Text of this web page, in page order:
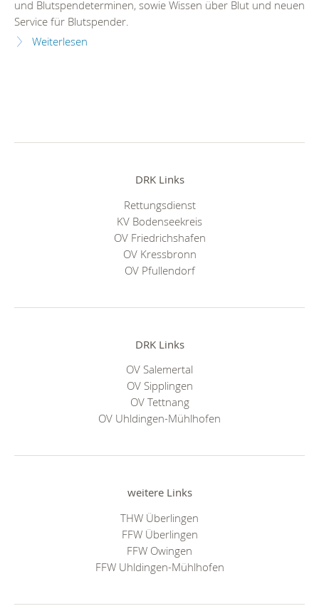
und Blutspendeterminen, sowie Wissen über Blut und neuen
Service für Blutspender.
Weiterlesen
DRK Links
Rettungsdienst
KV Bodenseekreis
OV Friedrichshafen
OV Kressbronn
OV Pfullendorf
DRK Links
OV Salemertal
OV Sipplingen
OV Tettnang
OV Uhldingen-Mühlhofen
weitere Links
THW Überlingen
FFW Überlingen
FFW Owingen
FFW Uhldingen-Mühlhofen